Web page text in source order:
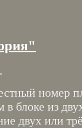
номер
блоке из
двух или